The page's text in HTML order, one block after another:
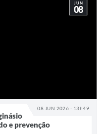
08 JUN 2026 - 13h49
JUN
08
e prevenção